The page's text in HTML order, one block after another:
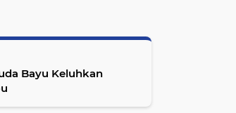
Bayu Keluhkan